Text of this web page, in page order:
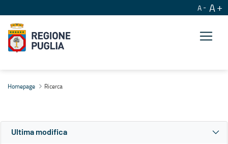
A A
Homepage Ricerca
Ultima modifica